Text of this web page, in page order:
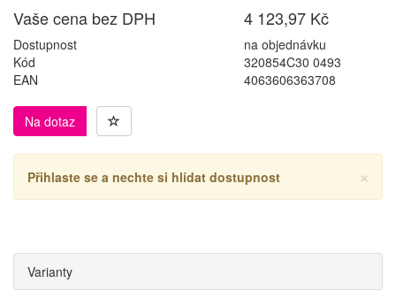
Vaše cena bez DPH
4 123,97 Kč
Dostupnost
na objednávku
Kód
320854C30 0493
EAN
4063606363708
Na dotaz
×
Přihlaste se a nechte si hlídat dostupnost
Varianty